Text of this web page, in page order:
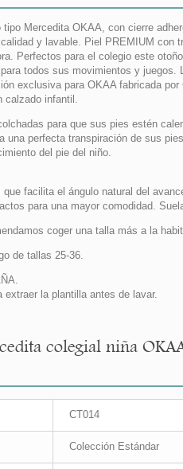
tipo Mercedita OKAA, con cierre
y lavable. Piel PREMIUM con
Perfectos para el colegio este
todos sus movimientos y
exclusiva para OKAA fabricada
calzado infantil.
para que sus pies estén
una perfecta transpiración de sus
del pie del niño.
facilita el ángulo natural del
para una mayor comodidad.
coger una talla más a la
de tallas 25-36.
extraer la plantilla antes de lavar.
colegial niña
CT014
Colección Estándar